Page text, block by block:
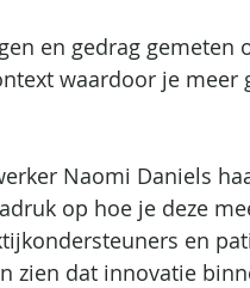
en gedrag gemeten
waardoor je meer
Naomi Daniels
op hoe je deze
en
zien dat innovatie